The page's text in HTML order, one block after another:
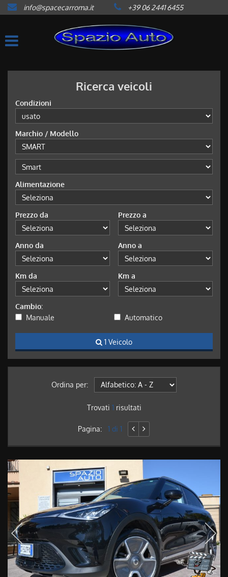
HOME
LISTA VEICOLI
ASSISTENZA
CONTATTI
NEWS
AREA COMMERCIANTI
info@spacecarroma.it +39 06 2441 6455
Ricerca veicoli
Condizioni
Marchio / Modello
Alimentazione
Prezzo da Prezzo a
Anno da Anno a
Km da Km a
Cambio:
Manuale
Automatico
1 Veicolo
Ordina per:
Trovati 1 risultati
Pagina:1 di 1